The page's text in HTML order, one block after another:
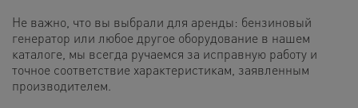
Не важно, что вы выбрали для аренды: бензиновый
генератор или любое другое оборудование в нашем
каталоге, мы всегда ручаемся за исправную работу и
точное соответствие характеристикам, заявленным
производителем.